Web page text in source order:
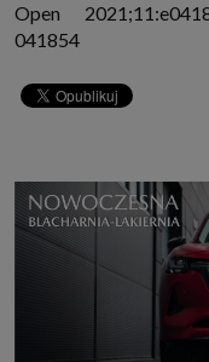
Open
041854